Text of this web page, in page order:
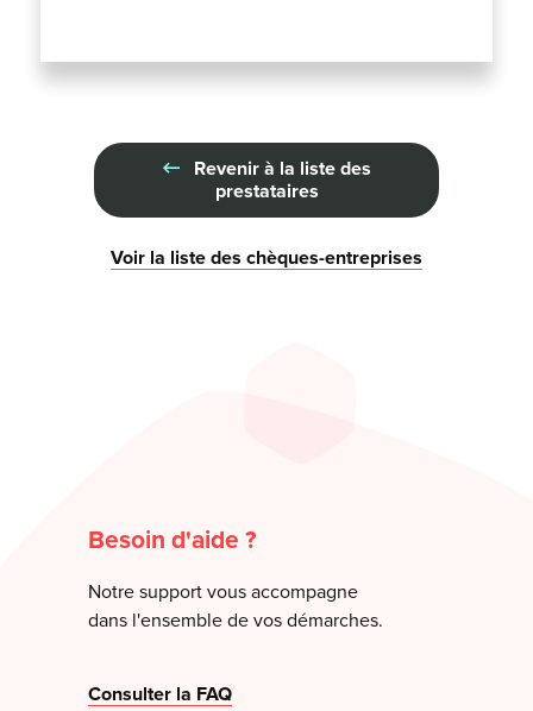
Revenir à la liste des
prestataires
Voir la liste des chèques-entreprises
Besoin d'aide ?
Notre support vous accompagne
dans l'ensemble de vos démarches.
Consulter la FAQ